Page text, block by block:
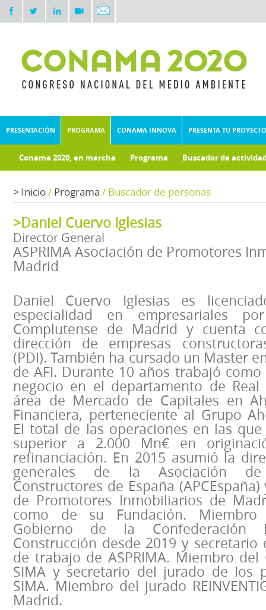
PRESENTACIÓN PROGRAMA CONAMA INNOVA PRESENTA TU PROYECTO
Conama 2020, en marcha Programa Buscador de
> Inicio/ Programa / Buscador de personas
>Daniel Cuervo Iglesias
Director General
ASPRIMA Asociación de Promotores
Madrid
Daniel Cuervo Iglesias es
especialidad en empresariales
Complutense de Madrid y cuenta
dirección de empresas
(PDI). También ha cursado un Master
de AFI. Durante 10 años trabajó
negocio en el departamento de
área de Mercado de Capitales en
Financiera, perteneciente al Grupo
El total de las operaciones en las
superior a 2.000 Mn€ en
refinanciación. En 2015 asumió la
generales de la Asociación
Constructores de España
de Promotores Inmobiliarios de
como de su Fundación.
Gobierno de la Confederación
Construcción desde 2019 y secretario
de trabajo de ASPRIMA. Miembro del
SIMA y secretario del jurado de los
SIMA. Miembro del jurado
Madrid.